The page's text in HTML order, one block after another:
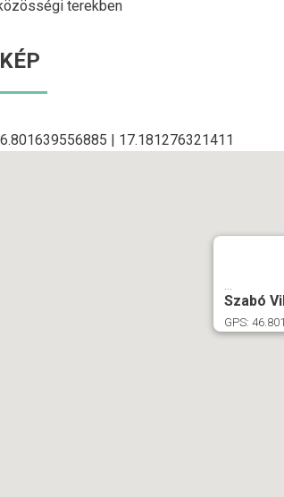
terekben
| 17.181276321411
...
Szabó
GPS: